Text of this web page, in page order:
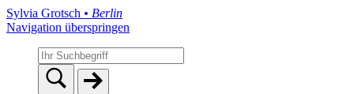
Sylvia Grotsch • Berlin
Navigation überspringen